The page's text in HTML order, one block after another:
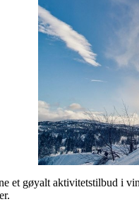
et gøyalt aktivitetstilbud i